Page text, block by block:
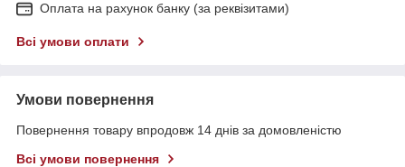
Оплата на рахунок банку (за реквізитами)
Всі умови оплати
Умови повернення
Повернення товару впродовж 14 днів за домовленістю
Всі умови повернення